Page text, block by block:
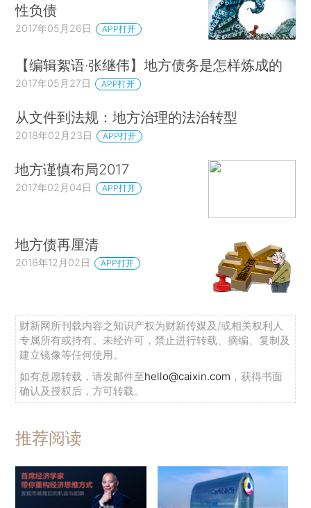
性负债
2017年05月26日 APP打开
【编辑絮语·张继伟】地方债务是怎样炼成的
2017年05月27日 APP打开
从文件到法规：地方治理的法治转型
2018年02月23日 APP打开
地方谨慎布局2017
2017年02月04日 APP打开
地方债再厘清
2016年12月02日 APP打开
财新网所刊载内容之知识产权为财新传媒及/或相关权利人
专属所有或持有。未经许可，禁止进行转载、摘编、复制及
建立镜像等任何使用。
如有意愿转载，请发邮件至hello@caixin.com ，获得书面
确认及授权后，方可转载。
推荐阅读